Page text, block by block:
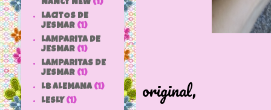
original,
NANCY NEW (1)
LACITOS DE
JESMAR (1)
LAMPARITA DE
JESMAR (1)
LAMPARITAS DE
JESMAR (1)
LB ALEMANA (1)
LESLY (1)